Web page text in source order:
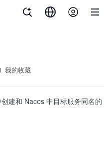
我的收藏
建和 Nacos 中目标服务同名的